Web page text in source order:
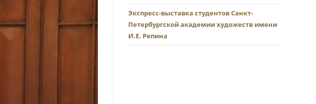
Экспресс-выставка студентов Санкт-
Петербургской академии художеств имени
И.Е. Репина